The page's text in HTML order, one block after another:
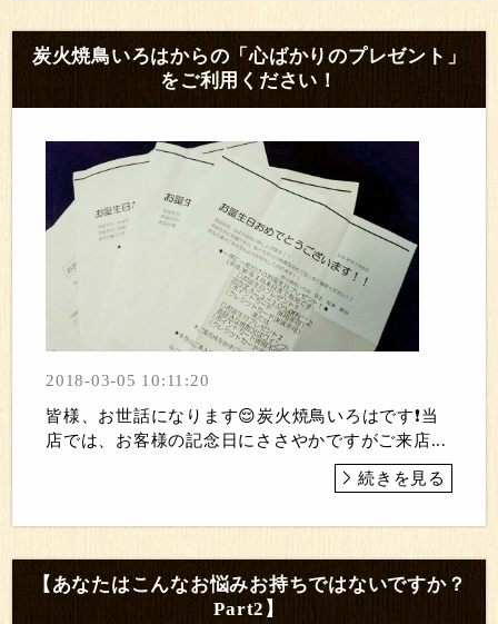
炭火焼鳥いろはからの「心ばかりのプレゼント」
をご利用ください！
2018-03-05 10:11:20
皆様、お世話になります😌炭火焼鳥いろはです❗当
店では、お客様の記念日にささやかですがご来店...
続きを見る
【あなたはこんなお悩みお持ちではないですか？
Part2】